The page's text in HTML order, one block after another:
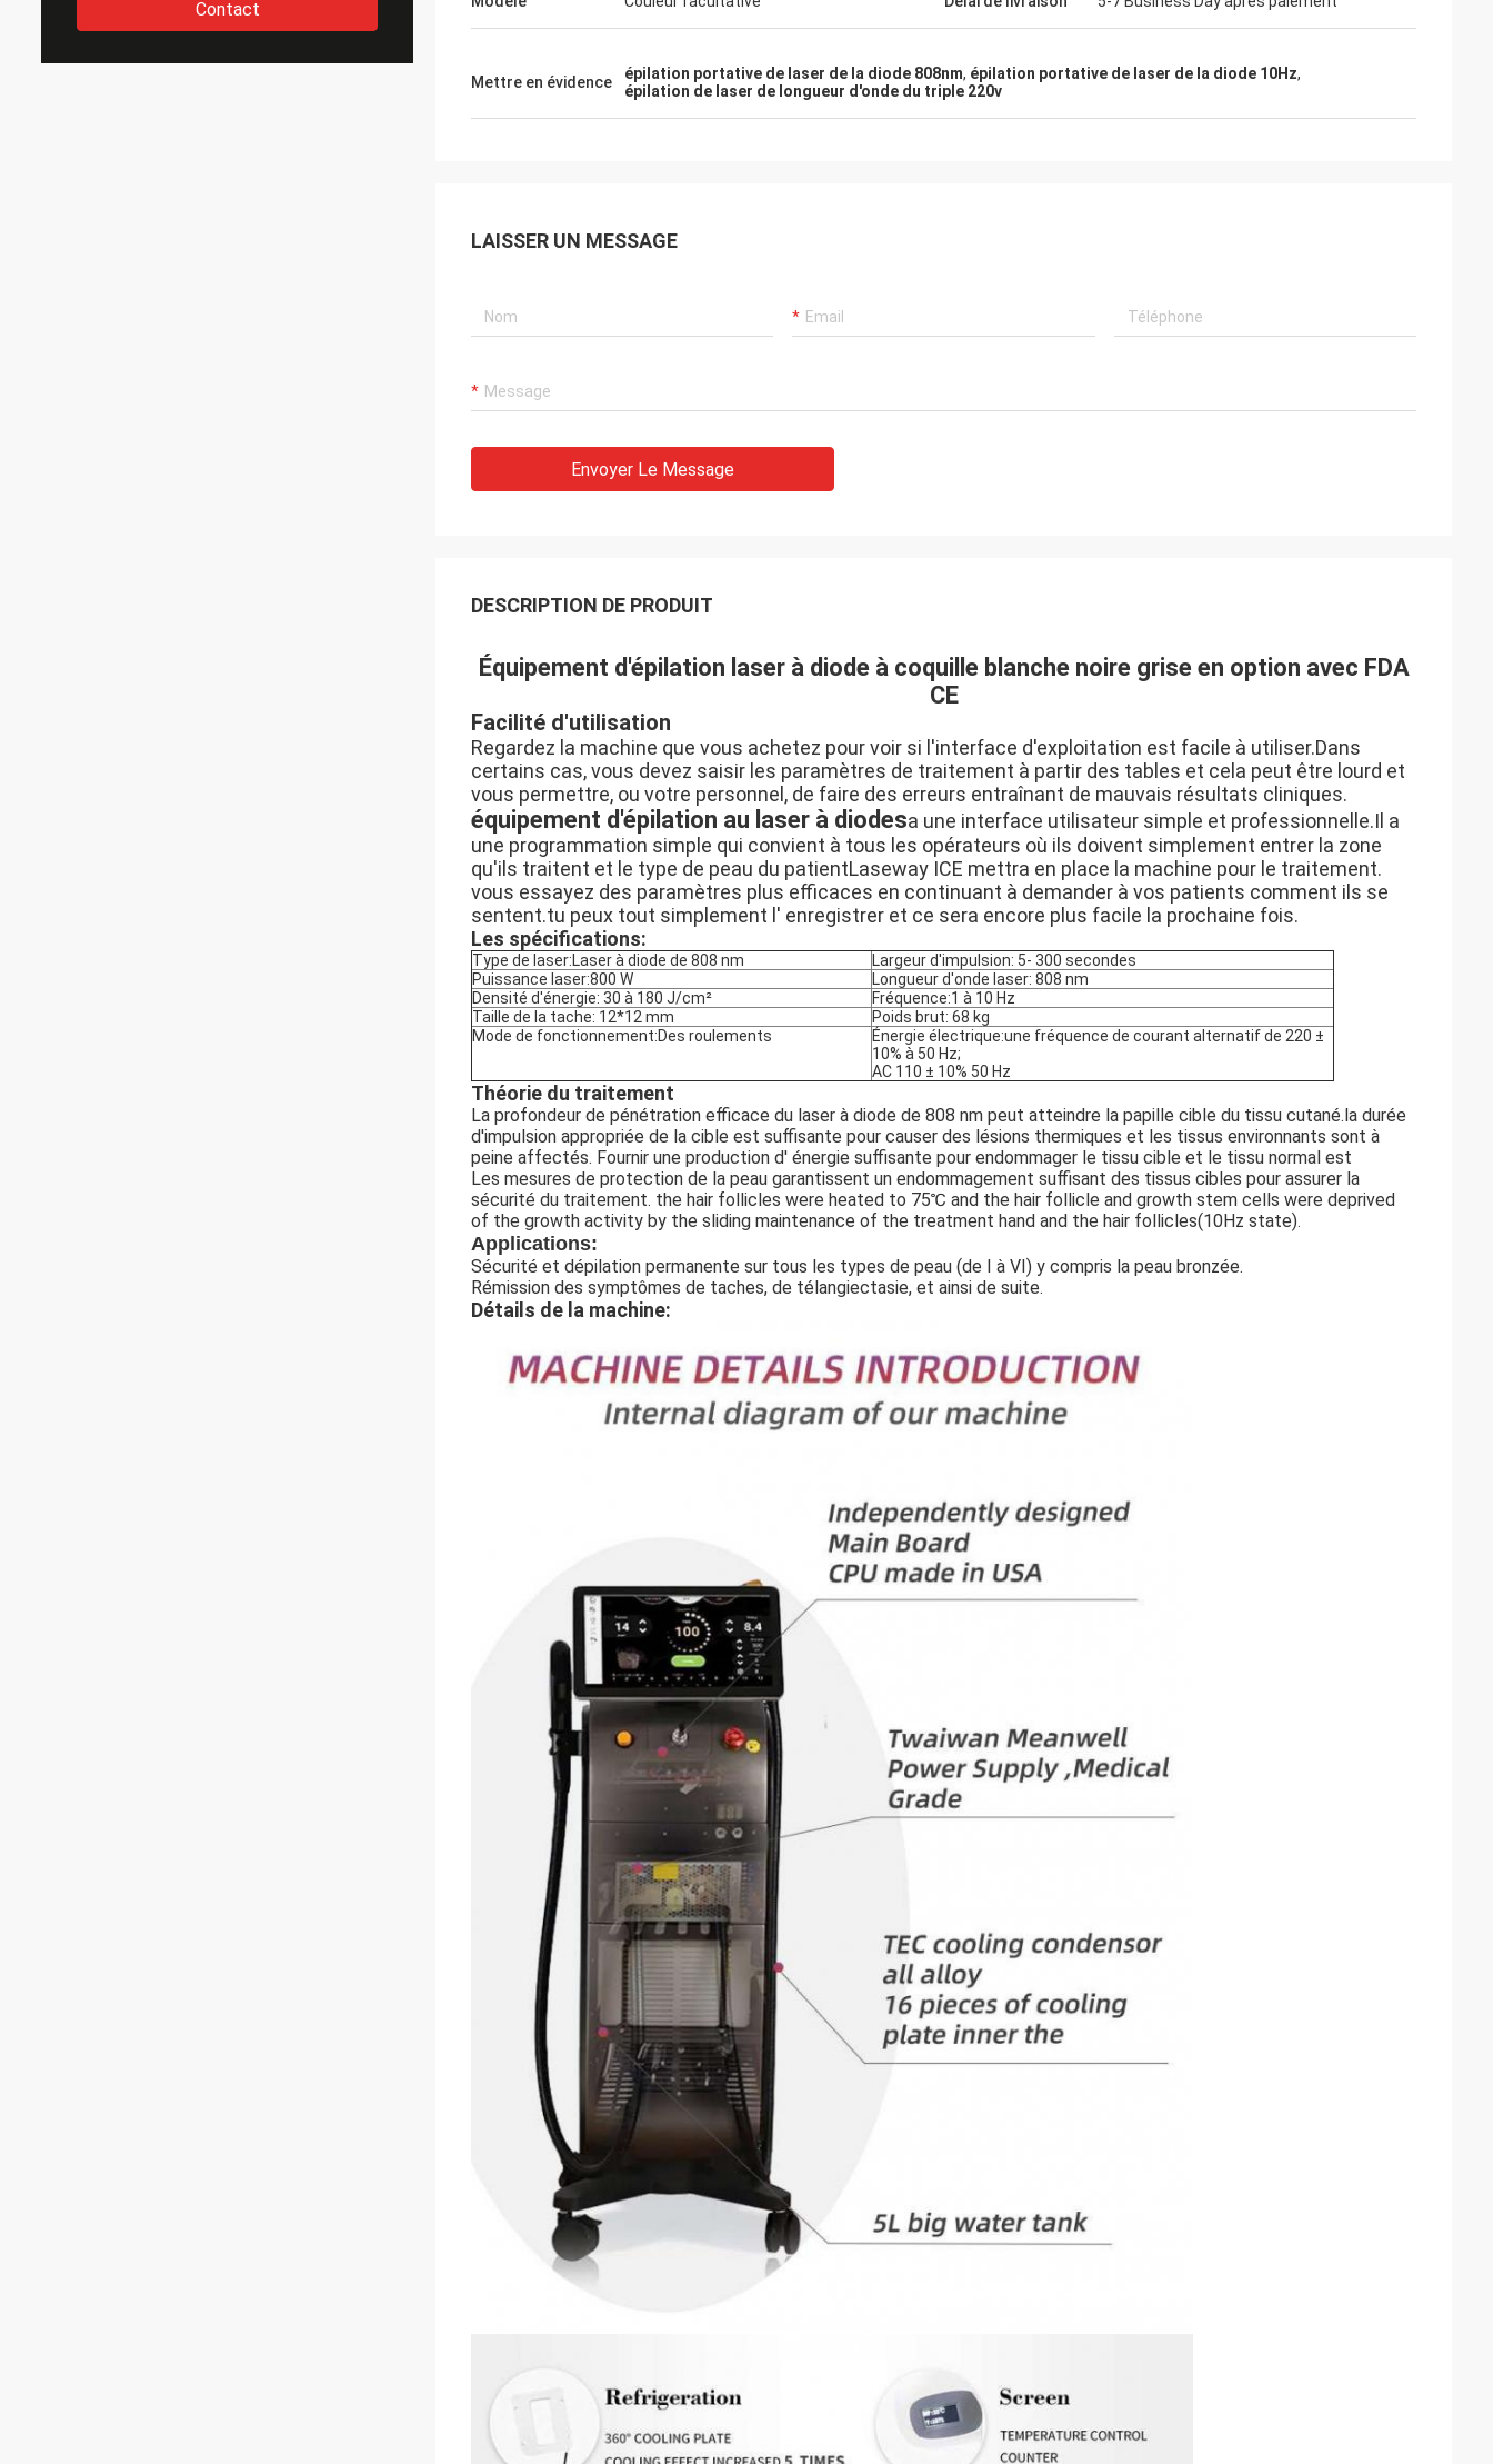
Contact
Mettre en évidence épilation portative de laser de la diode 808nm, épilation portative de laser de la diode 10Hz,
épilation de laser de longueur d'onde du triple 220v
LAISSER UN MESSAGE
Envoyer Le Message
DESCRIPTION DE PRODUIT
Équipement d'épilation laser à diode à coquille blanche noire grise en option avec FDA
CE
Facilité d'utilisation
Regardez la machine que vous achetez pour voir si l'interface d'exploitation est facile à utiliser.Dans
certains cas, vous devez saisir les paramètres de traitement à partir des tables et cela peut être lourd et
vous permettre, ou votre personnel, de faire des erreurs entraînant de mauvais résultats cliniques.
équipement d'épilation au laser à diodesa une interface utilisateur simple et professionnelle.Il a
une programmation simple qui convient à tous les opérateurs où ils doivent simplement entrer la zone
qu'ils traitent et le type de peau du patientLaseway ICE mettra en place la machine pour le traitement.
vous essayez des paramètres plus efficaces en continuant à demander à vos patients comment ils se
sentent.tu peux tout simplement l' enregistrer et ce sera encore plus facile la prochaine fois.
Les spécifications:
Type de laser:Laser à diode de 808 nm Largeur d'impulsion: 5- 300 secondes
Puissance laser:800 W
Longueur d'onde laser: 808 nm
Densité d'énergie: 30 à 180 J/cm² Fréquence:1 à 10 Hz
Taille de la tache: 12*12 mm
Poids brut: 68 kg
Mode de fonctionnement:Des roulements Énergie électrique:une fréquence de courant alternatif de 220 ±
10% à 50 Hz;
AC 110 ± 10% 50 Hz
Théorie du traitement
La profondeur de pénétration efficace du laser à diode de 808 nm peut atteindre la papille cible du tissu cutané.la durée
d'impulsion appropriée de la cible est suffisante pour causer des lésions thermiques et les tissus environnants sont à
peine affectés. Fournir une production d' énergie suffisante pour endommager le tissu cible et le tissu normal est
Les mesures de protection de la peau garantissent un endommagement suffisant des tissus cibles pour assurer la
sécurité du traitement. the hair follicles were heated to 75℃ and the hair follicle and growth stem cells were deprived
of the growth activity by the sliding maintenance of the treatment hand and the hair follicles(10Hz state)
Applications:
Sécurité et dépilation permanente sur tous les types de peau (de I à VI) y compris la peau bronzée.
Rémission des symptômes de taches, de télangiectasie, et ainsi de suite.
Détails de la machine: